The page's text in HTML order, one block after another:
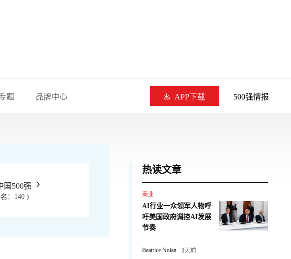
题 品牌中心 APP下载 500强情报
国500强
：140 )
热读文章
商业
AI行业一众领军人物呼
吁美国政府调控AI发展
节奏
Beatrice Nolan 3天前